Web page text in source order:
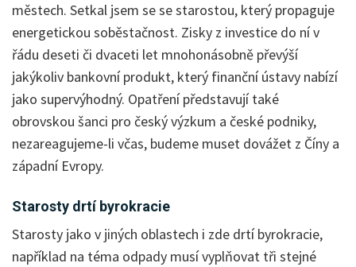
městech. Setkal jsem se se starostou, který propaguje
energetickou soběstačnost. Zisky z investice do ní v
řádu deseti či dvaceti let mnohonásobně převýší
jakýkoliv bankovní produkt, který finanční ústavy nabízí
jako supervýhodný. Opatření představují také
obrovskou šanci pro český výzkum a české podniky,
nezareagujeme-li včas, budeme muset dovážet z Číny a
západní Evropy.
Starosty drtí byrokracie
Starosty jako v jiných oblastech i zde drtí byrokracie,
například na téma odpady musí vyplňovat tři stejné